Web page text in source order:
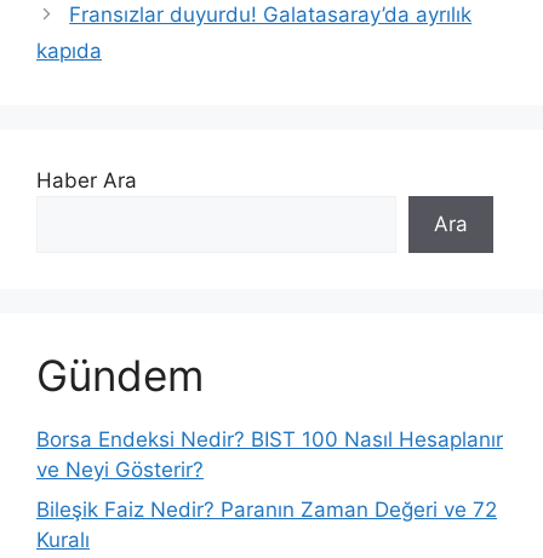
Fransızlar duyurdu! Galatasaray’da ayrılık
kapıda
Haber Ara
Ara
Gündem
Borsa Endeksi Nedir? BIST 100 Nasıl Hesaplanır
ve Neyi Gösterir?
Bileşik Faiz Nedir? Paranın Zaman Değeri ve 72
Kuralı